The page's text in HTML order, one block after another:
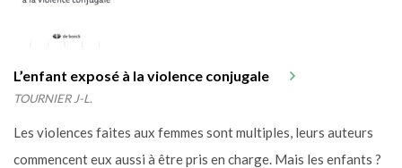
L’enfant exposé à la violence conjugale
TOURNIER J-L.
Les violences faites aux femmes sont multiples, leurs auteurs
commencent eux aussi à être pris en charge. Mais les enfants ?